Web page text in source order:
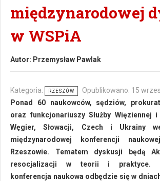
międzynarodowej
w WSPiA
Autor: Przemysław Pawlak
Kategoria: RZESZÓW
Opublikowano: 15
Ponad 60 naukowców, sędziów,
oraz funkcjonariuszy Służby
Węgier, Słowacji, Czech i Ukrainy
międzynarodowej konferencji
Rzeszowie. Tematem dyskusji będą
resocjalizacji w teorii i praktyce.
konferencja naukowa odbędzie się w